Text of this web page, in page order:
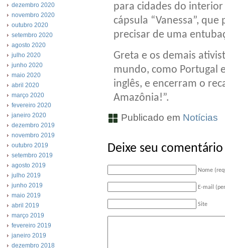
dezembro 2020
novembro 2020
outubro 2020
setembro 2020
agosto 2020
julho 2020
junho 2020
maio 2020
abril 2020
março 2020
fevereiro 2020
janeiro 2020
dezembro 2019
novembro 2019
outubro 2019
setembro 2019
agosto 2019
julho 2019
junho 2019
maio 2019
abril 2019
março 2019
fevereiro 2019
janeiro 2019
dezembro 2018
para cidades do
cápsula “Vanessa”,
precisar de uma
Greta e os demais
mundo, como Portugal
inglês, e encerram o
Amazônia!”.
Publicado em Notícias
Deixe seu comentário
Nome
E-mail
Site